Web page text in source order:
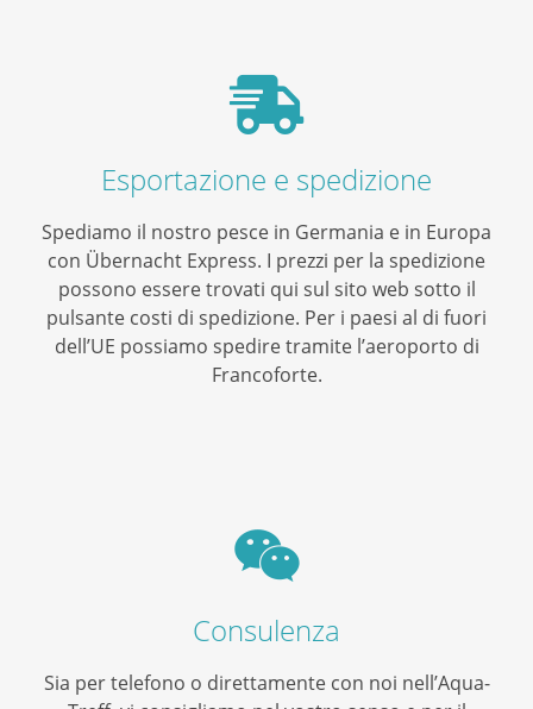
Esportazione e spedizione
Spediamo il nostro pesce in Germania e in Europa
con Übernacht Express. I prezzi per la spedizione
possono essere trovati qui sul sito web sotto il
pulsante costi di spedizione. Per i paesi al di fuori
dell’UE possiamo spedire tramite l’aeroporto di
Francoforte.
Consulenza
Sia per telefono o direttamente con noi nell’Aqua-